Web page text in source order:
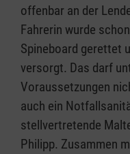
offenbar an der
Fahrerin wurde
Spineboard gerettet
versorgt. Das darf
Voraussetzungen
auch ein
stellvertretende
Philipp. Zusammen